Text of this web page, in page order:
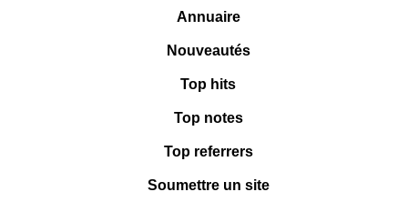
Annuaire
Nouveautés
Top hits
Top notes
Top referrers
Soumettre un site